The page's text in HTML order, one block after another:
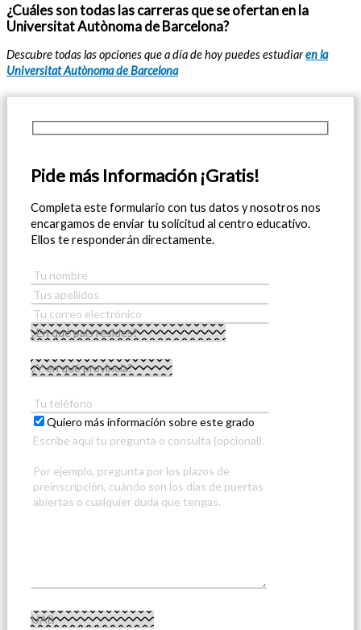
¿Cuáles son todas las carreras que se ofertan en la
Universitat Autònoma de Barcelona?
Descubre todas las opciones que a día de hoy puedes estudiaren la
Universitat Autònoma de Barcelona
Pide más Información ¡Gratis!
Completa este formulario con tus datos y nosotros nos
encargamos de enviar tu solicitud al centro educativo.
Ellos te responderán directamente.
Quiero más información sobre este grado